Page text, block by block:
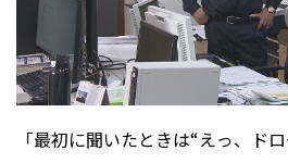
「最初に聞いたときは“えっ、ド